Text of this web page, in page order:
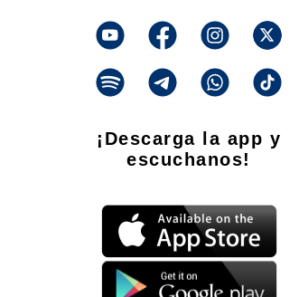
¡Descarga la app y
escuchanos!